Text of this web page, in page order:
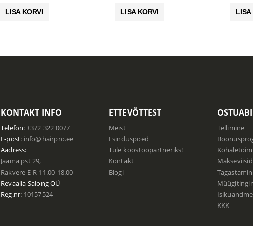
oli:
9.00 €.
LISA KORVI
oli:
67.00 €.
LISA KORVI LISA
KONTAKT INFO
Telefon: +372 322 0077
E-post: info@hairpro.ee
Aadress:
Jaama pst 29,
Rakvere E-R 11.00-18.00
Revaalia SalongOÜ
Reg.nr: 10157524
ETTEVÕTTEST
Meist
Esinduspoed
Tule koostööpartneriks!
Kontakt
Blogi
OSTUABI
Tellimine
Makseviisid
KKK